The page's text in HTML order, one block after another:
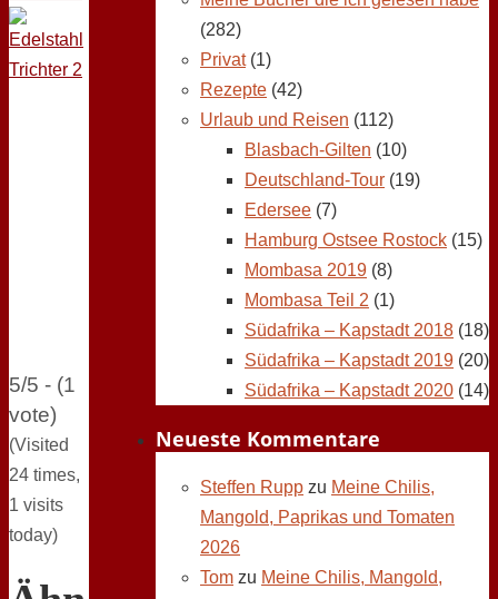
5/5 - (1
vote)
(Visited
24 times,
1 visits
today)
(282)
Privat(1)
Rezepte (42)
Urlaub und Reisen (112)
Blasbach-Gilten (10)
Deutschland-Tour (19)
Edersee (7)
Hamburg Ostsee Rostock (15)
Mombasa 2019 (8)
Mombasa Teil 2 (1)
Südafrika – Kapstadt 2018 (18)
Südafrika – Kapstadt 2019 (20)
Südafrika – Kapstadt 2020 (14)
Neueste Kommentare
Steffen Rupp zu Meine Chilis,
Mangold, Paprikas und Tomaten
2026
Tom zu Meine Chilis, Mangold,